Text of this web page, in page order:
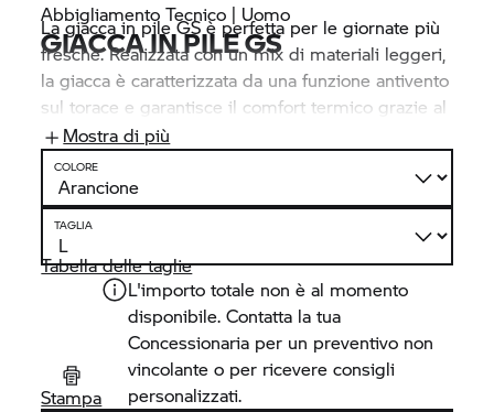
Abbigliamento Tecnico | Uomo
GIACCA IN PILE GS
La giacca in pile GS è perfetta per le giornate più
fresche. Realizzata con un mix di materiali leggeri,
la giacca è caratterizzata da una funzione antivento
sul torace e garantisce il comfort termico grazie al
collo alto. Le scritte sulle tasche la
contraddistinguono inequivocabilmente come un
membro della famiglia
Mostra di più
COLORE
TAGLIA
Tabella delle taglie
Stampa
L'importo totale non è al momento
disponibile. Contatta la tua
Concessionaria per un preventivo non
vincolante o per ricevere consigli
personalizzati.